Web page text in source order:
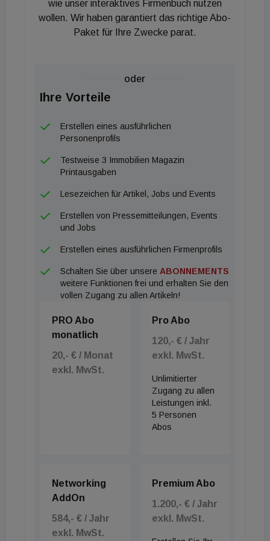
außerdem Wolfgang und Peter, die mir stets das
Vertrauen und den Raum gegeben haben, mich
einzubringen, Herausforderungen anzunehmen und
wie unser interaktives Firmenbuch nutzen
wollen. Wir haben garantiert das richtige Abo-
Paket für Ihre Zwecke parat.
oder
Ihre Vorteile
Erstellen eines ausführlichen
Personenprofils
Testweise 3 Immobilien Magazin
Printausgaben
Lesezeichen für Artikel, Jobs und Events
Erstellen von Pressemitteilungen, Events
und Jobs
Erstellen eines ausführlichen Firmenprofils
Schalten Sie über unsere ABONNEMENTS
weitere Funktionen frei und erhalten Sie den
vollen Zugang zu allen Artikeln!
PRO Abo
monatlich
20,- € / Monat
exkl. MwSt.
Pro Abo
120,- € / Jahr
exkl. MwSt.
Unlimitierter
Zugang zu allen
Leistungen inkl.
5 Personen
Abos
Networking
AddOn
584,- € / Jahr
exkl. MwSt.
Premium Abo
1.200,- € / Jahr
exkl. MwSt.